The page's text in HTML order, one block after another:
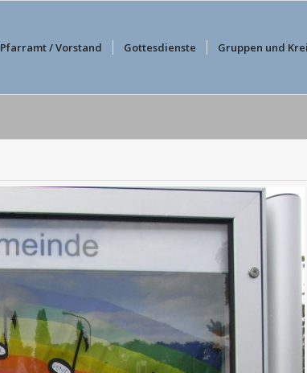
Pfarramt / Vorstand Gottesdienste Gruppen und